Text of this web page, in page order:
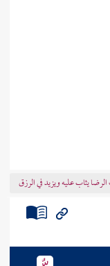
يثاب عليه ويزيد في الرزق